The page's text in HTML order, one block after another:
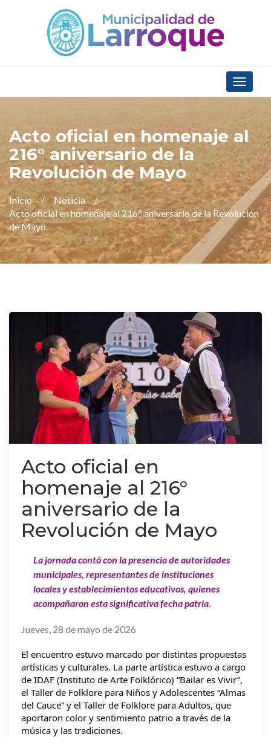
Toggle
Acto oficial en homenaje al
216° aniversario de la
Revolución de Mayo
Inicio
Noticia
Acto oficial en homenaje al 216° aniversario de la Revolución
de Mayo
Acto oficial en
homenaje al 216°
aniversario de la
Revolución de Mayo
La jornada contó con la presencia de autoridades
municipales, representantes de instituciones
locales y establecimientos educativos, quienes
acompañaron esta significativa fecha patria.
Jueves, 28 de mayo de 2026
El encuentro estuvo marcado por distintas propuestas
artísticas y culturales. La parte artística estuvo a cargo
de IDAF (Instituto de Arte Folklórico) “Bailar es Vivir”,
el Taller de Folklore para Niños y Adolescentes “Almas
del Cauce” y el Taller de Folklore para Adultos, que
aportaron color y sentimiento patrio a través de la
música y las tradiciones.